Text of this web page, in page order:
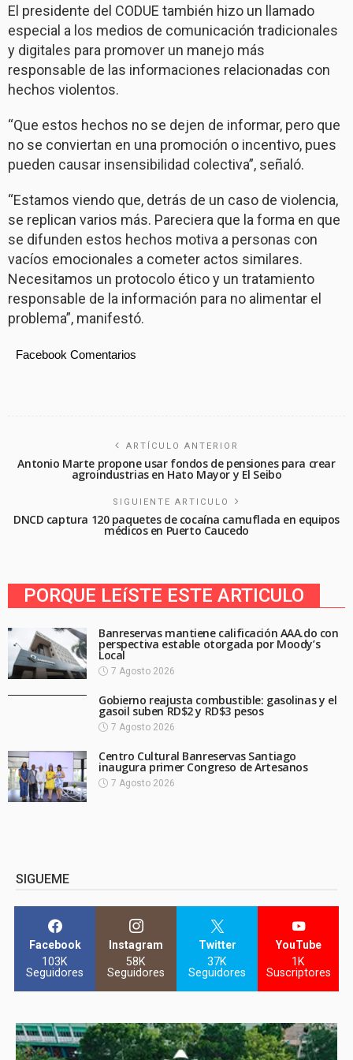
El presidente del CODUE también hizo un llamado
especial a los medios de comunicación tradicionales
y digitales para promover un manejo más
responsable de las informaciones relacionadas con
hechos violentos.
“Que estos hechos no se dejen de informar, pero que
no se conviertan en una promoción o incentivo, pues
pueden causar insensibilidad colectiva”, señaló.
“Estamos viendo que, detrás de un caso de violencia,
se replican varios más. Pareciera que la forma en que
se difunden estos hechos motiva a personas con
vacíos emocionales a cometer actos similares.
Necesitamos un protocolo ético y un tratamiento
responsable de la información para no alimentar el
problema”, manifestó.
Facebook Comentarios
ARTÍCULO ANTERIOR
Antonio Marte propone usar fondos de pensiones para crear
agroindustrias en Hato Mayor y El Seibo
SIGUIENTE ARTICULO
DNCD captura 120 paquetes de cocaína camuflada en equipos
médicos en Puerto Caucedo
PORQUE LEíSTE ESTE ARTICULO
Banreservas mantiene calificación AAA.do con
perspectiva estable otorgada por Moody’s
Local
7 Agosto 2026
Gobierno reajusta combustible: gasolinas y el
gasoil suben RD$2 y RD$3 pesos
7 Agosto 2026
Centro Cultural Banreservas Santiago
inaugura primer Congreso de Artesanos
7 Agosto 2026
SIGUEME
Facebook
103K
Seguidores
Instagram
58K
Seguidores
Twitter
37K
Seguidores
YouTube
1K
Suscriptores